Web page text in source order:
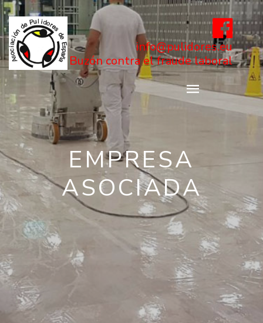
info@pulidores.eu
Buzón contra el fraude laboral
EMPRESA
ASOCIADA